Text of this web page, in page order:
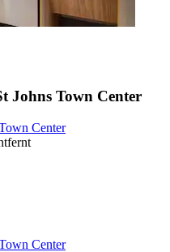
Johns Town Center
Center
Center